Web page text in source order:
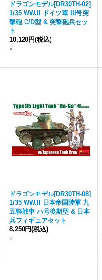
ドラゴンモデル[DR30TH-02]
1/35 WW.II ドイツ軍 III号突
撃砲 C/D型 & 突撃砲兵セッ
ト
10,120円(税込)
×
ドラゴンモデル[DR30TH-08]
1/35 WW.II 日本帝国陸軍 九
五軽戦車 ハ号後期型 & 日本
兵フィギュアセット
8,250円(税込)
×